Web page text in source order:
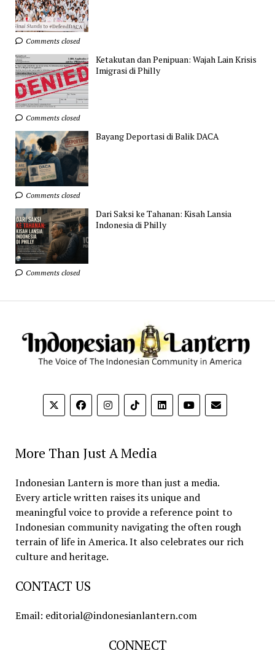
Comments closed
Ketakutan dan Penipuan: Wajah Lain Krisis
Imigrasi di Philly
Comments closed
Bayang Deportasi di Balik DACA
Comments closed
Dari Saksi ke Tahanan: Kisah Lansia
Indonesia di Philly
Comments closed
More Than Just A Media
Indonesian Lantern is more than just a media.
Every article written raises its unique and
meaningful voice to provide a reference point to
Indonesian community navigating the often rough
terrain of life in America. It also celebrates our rich
culture and heritage.
CONTACT US
Email: editorial@indonesianlantern.com
CONNECT